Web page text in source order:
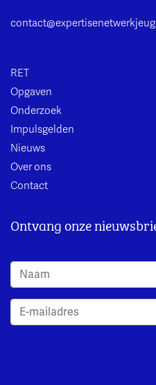
RET
Opgaven
Onderzoek
Impulsgelden
Nieuws
Over ons
Contact
Ontvang onze
Aanmeldformulier